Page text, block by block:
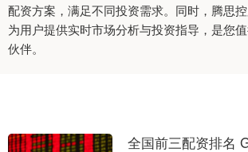
配资方案，满足不同投资需求。同时，腾思
为用户提供实时市场分析与投资指导，是您
伙伴。
全国前三配资排名